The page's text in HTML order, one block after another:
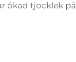
ökad tjocklek på
ökad tjocklek ...